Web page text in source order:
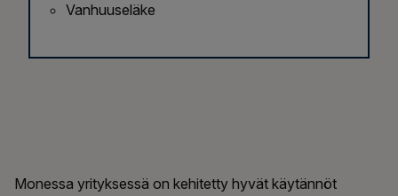
Vanhuuseläke
Monessa yrityksessä on kehitetty hyvät käytännöt